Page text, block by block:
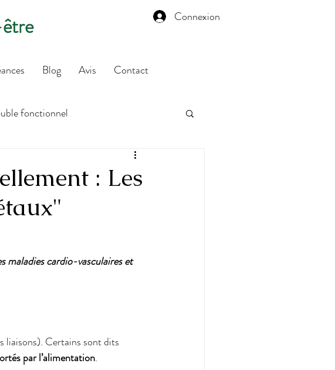
Connexion
Blog Avis Contact
fonctionnel
: Les
maladies cardio-vasculaires et
liaisons). Certains sont dits
par l’alimentation.